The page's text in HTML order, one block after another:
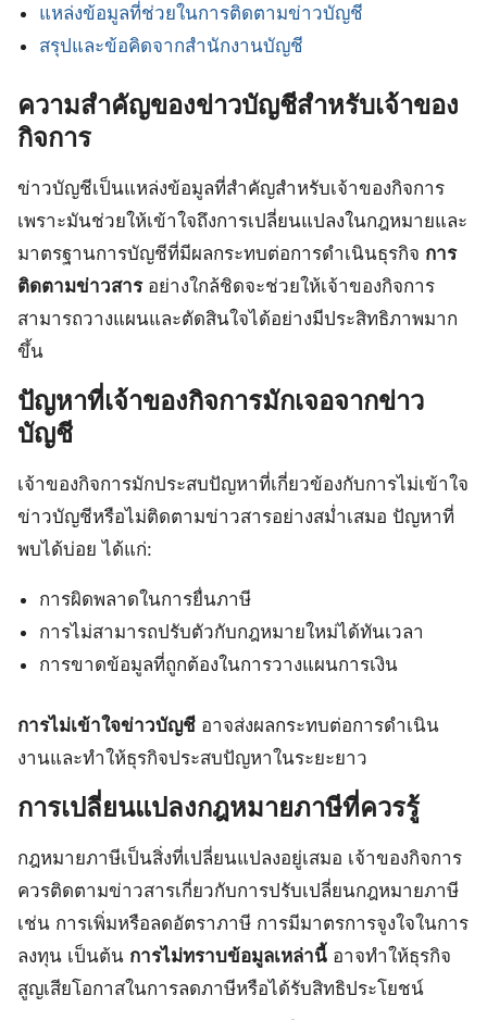
แหล่งข้อมูลที่ช่วยในการติดตามข่าวบัญชี
สรุปและข้อคิดจากสำนักงานบัญชี
ความสำคัญของข่าวบัญชีสำหรับเจ้าของ
กิจการ
ข่าวบัญชีเป็นแหล่งข้อมูลที่สำคัญสำหรับเจ้าของกิจการ
เพราะมันช่วยให้เข้าใจถึงการเปลี่ยนแปลงในกฎหมายและ
มาตรฐานการบัญชีที่มีผลกระทบต่อการดำเนินธุรกิจ การ
ติดตามข่าวสารอย่างใกล้ชิดจะช่วยให้เจ้าของกิจการ
สามารถวางแผนและตัดสินใจได้อย่างมีประสิทธิภาพมาก
ขึ้น
ปัญหาที่เจ้าของกิจการมักเจอจากข่าว
บัญชี
เจ้าของกิจการมักประสบปัญหาที่เกี่ยวข้องกับการไม่เข้าใจ
ข่าวบัญชีหรือไม่ติดตามข่าวสารอย่างสม่ำเสมอ ปัญหาที่
พบได้บ่อย ได้แก่:
การผิดพลาดในการยื่นภาษี
การไม่สามารถปรับตัวกับกฎหมายใหม่ได้ทันเวลา
การขาดข้อมูลที่ถูกต้องในการวางแผนการเงิน
การไม่เข้าใจข่าวบัญชี อาจส่งผลกระทบต่อการดำเนิน
งานและทำให้ธุรกิจประสบปัญหาในระยะยาว
การเปลี่ยนแปลงกฎหมายภาษีที่ควรรู้
กฎหมายภาษีเป็นสิ่งที่เปลี่ยนแปลงอยู่เสมอ เจ้าของกิจการ
ควรติดตามข่าวสารเกี่ยวกับการปรับเปลี่ยนกฎหมายภาษี
เช่น การเพิ่มหรือลดอัตราภาษี การมีมาตรการจูงใจในการ
ลงทุน เป็นต้น การไม่ทราบข้อมูลเหล่านี้ อาจทำให้ธุรกิจ
สูญเสียโอกาสในการลดภาษีหรือได้รับสิทธิประโยชน์